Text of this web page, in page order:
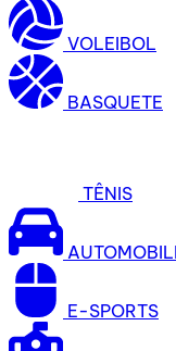
VOLEIBOL
BASQUETE
TÊNIS
E-SPORTS